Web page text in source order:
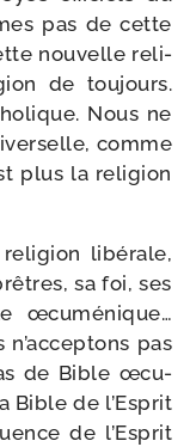
pas de cette
nou­velle reli­
de tou­jours.
Nous ne
comme
plus la reli­gion
libé­rale,
sa foi, ses
œcu­mé­nique…
pas
de Bible œcu­
Bible de l’Esprit
de l’Esprit